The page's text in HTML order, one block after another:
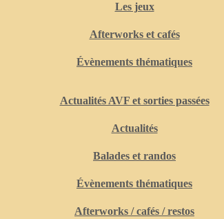
Les jeux
Afterworks et cafés
Évènements thématiques
Actualités AVF et sorties passées
Actualités
Balades et randos
Évènements thématiques
Afterworks / cafés / restos